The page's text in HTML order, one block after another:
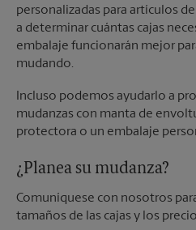
personalizadas para artículos
a determinar cuántas cajas
embalaje funcionarán mejor
mudando.
Incluso podemos ayudarlo a
mudanzas con manta de
protectora o un embalaje
¿Planea su mudanza?
Comuníquese con nosotros
tamaños de las cajas y los